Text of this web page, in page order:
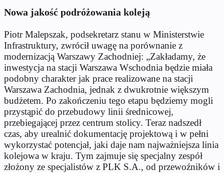
Nowa jakość podróżowania koleją
Piotr Malepszak, podsekretarz stanu w Ministerstwie
Infrastruktury, zwrócił uwagę na porównanie z
modernizacją Warszawy Zachodniej: „Zakładamy, że
inwestycja na stacji Warszawa Wschodnia będzie miała
podobny charakter jak prace realizowane na stacji
Warszawa Zachodnia, jednak z dwukrotnie większym
budżetem. Po zakończeniu tego etapu będziemy mogli
przystąpić do przebudowy linii średnicowej,
przebiegającej przez centrum stolicy. Teraz nadszedł
czas, aby urealnić dokumentację projektową i w pełni
wykorzystać potencjał, jaki daje nam najważniejsza linia
kolejowa w kraju. Tym zajmuje się specjalny zespół
złożony ze specjalistów z PLK S.A., od przewoźników i